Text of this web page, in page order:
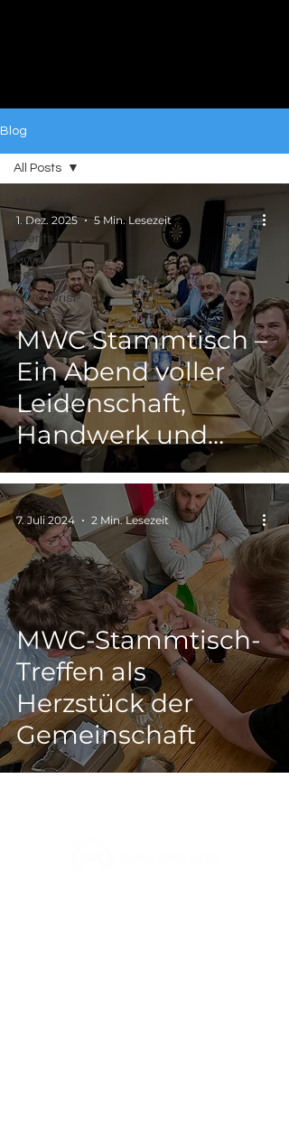
Blog
MWC
Events
MWC
Reviews
MWC Wrist
Storys
All Posts
MWC Stammtisch –
Ein Abend voller
Leidenschaft,
Handwerk und
echter Community
1. Dez. 2025 5 Min. Lesezeit
MWC-Stammtisch-
Treffen als
Herzstück der
Gemeinschaft
7. Juli 2024 2 Min. Lesezeit